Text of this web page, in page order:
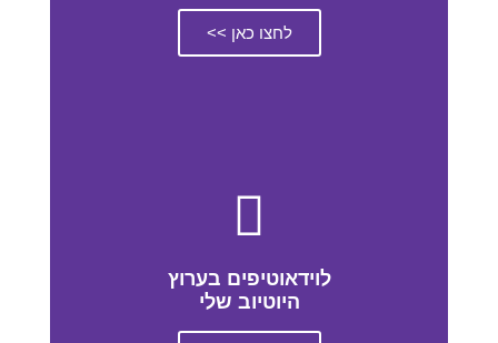
לחצו כאן >>
לוידאוטיפים בערוץ
היוטיוב שלי